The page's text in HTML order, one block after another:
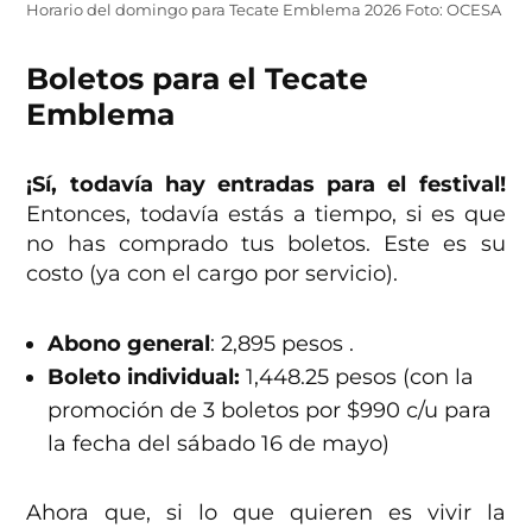
Horario del domingo para Tecate Emblema 2026 Foto: OCESA
Boletos para el Tecate
Emblema
¡Sí, todavía hay entradas para el festival!
Entonces, todavía estás a tiempo, si es que
no has comprado tus boletos. Este es su
costo (ya con el cargo por servicio).
Abono general: 2,895 pesos .
Boleto individual: 1,448.25 pesos (con la
promoción de 3 boletos por $990 c/u para
la fecha del sábado 16 de mayo)
Ahora que, si lo que quieren es vivir la